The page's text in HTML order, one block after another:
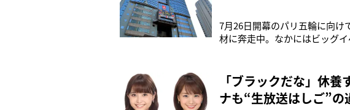
7月26日開幕のパリ五輪に向け
材に奔走中。なかにはビッグ
テレビ朝日の安藤萌々アナ（
間みなみアナ（26）が多い
「ブラックだな」休
ナも“生放送はしご”の